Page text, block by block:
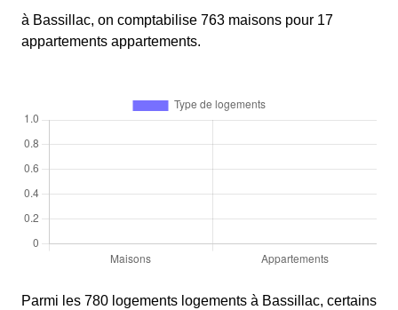
à Bassillac, on comptabilise 763 maisons pour 17
appartements appartements.
Parmi les 780 logements logements à Bassillac, certains